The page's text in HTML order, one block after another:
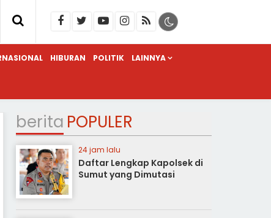
HIBURAN POLITIK LAINNYA
berita POPULER
24 jam lalu
Daftar Lengkap Kapolsek di
Sumut yang Dimutasi